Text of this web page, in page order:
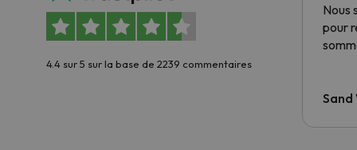
4.4 sur 5 sur la base de 2239 commentaires
Nous
pour
Sand